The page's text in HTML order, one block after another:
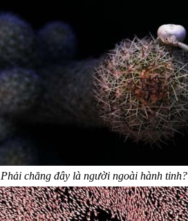
Phải chăng đây là người ngoài hành tinh?